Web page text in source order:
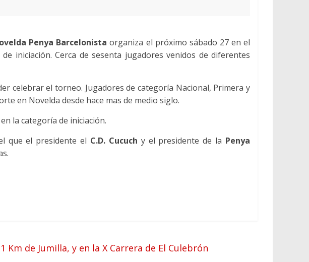
Penya Barcelonista organiza el próximo sábado 27 en el
iniciación. Cerca de sesenta jugadores venidos de diferentes
celebrar el torneo. Jugadores de categoría Nacional, Primera y
en Novelda desde hace mas de medio siglo.
la categoría de iniciación.
que el presidente el C.D. Cucuch y el presidente de la Penya
Km de Jumilla, y en la X Carrera de El Culebrón